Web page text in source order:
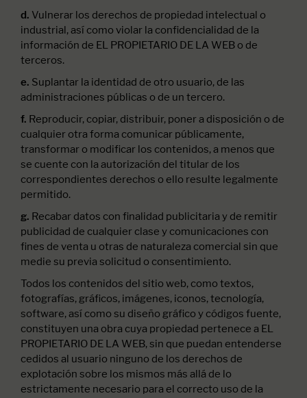
d. Vulnerar los derechos de propiedad intelectual o
industrial, así como violar la confidencialidad de la
información de EL PROPIETARIO DE LA WEB o de
terceros.
e. Suplantar la identidad de otro usuario, de las
administraciones públicas o de un tercero.
f. Reproducir, copiar, distribuir, poner a disposición o de
cualquier otra forma comunicar públicamente,
transformar o modificar los contenidos, a menos que
se cuente con la autorización del titular de los
correspondientes derechos o ello resulte legalmente
permitido.
g. Recabar datos con finalidad publicitaria y de remitir
publicidad de cualquier clase y comunicaciones con
fines de venta u otras de naturaleza comercial sin que
medie su previa solicitud o consentimiento.
Todos los contenidos del sitio web, como textos,
fotografías, gráficos, imágenes, iconos, tecnología,
software, así como su diseño gráfico y códigos fuente,
constituyen una obra cuya propiedad pertenece a EL
PROPIETARIO DE LA WEB, sin que puedan entenderse
cedidos al usuario ninguno de los derechos de
explotación sobre los mismos más allá de lo
estrictamente necesario para el correcto uso de la